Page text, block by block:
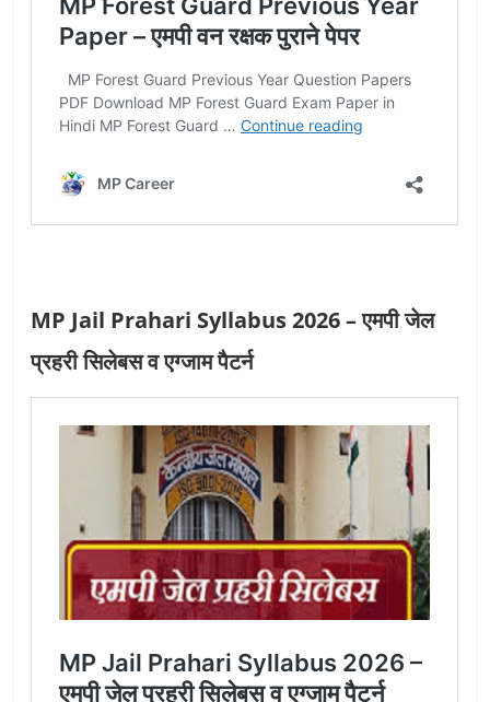
MP Jail Prahari Syllabus 2026 – एमपी जेल
प्रहरी सिलेबस व एग्जाम पैटर्न